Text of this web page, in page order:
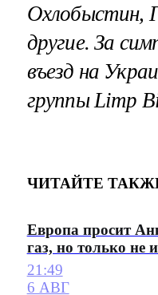
Охлобыстин,
другие. За
въезд на
группы Limp
ЧИТАЙТЕ
Европа просит
газ, но только не
21:49
6 АВГ